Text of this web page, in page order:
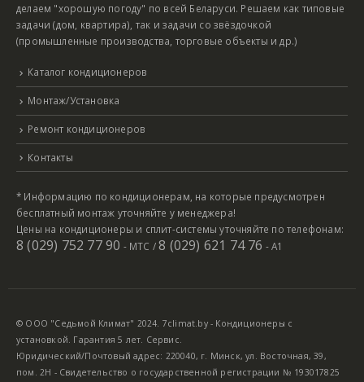
делаем "хорошую погоду" по всей Беларуси. Решаем как типовые
задачи (дом, квартира), так и задачи со звёздочкой
(промышленные производства, торговые объекты и др.)
Каталог кондиционеров
Монтаж/Установка
Ремонт кондиционеров
Контакты
* Информацию по кондиционерам, на которые предусмотрен
бесплатный монтаж уточняйте у менеджера!
Цены на кондиционеры и сплит-системы уточняйте по телефонам:
8 (029) 752 77 90 - МТС /8 (029) 621 74 76 - А1
© ООО "Седьмой Климат" 2024. 7climat.by - Кондиционеры с
установкой. Гарантия 5 лет. Сервис.
Юридический/Почтовый адрес: 220040, г. Минск, ул. Восточная, 39,
пом. 2Н - Свидетельство о государственной регистрации № 193017825